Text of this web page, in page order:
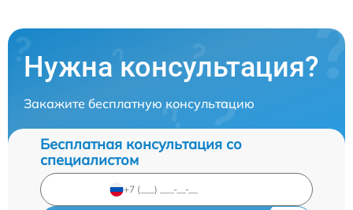
Нужна консультация?
Закажите бесплатную консультацию
Бесплатная консультация со
специалистом